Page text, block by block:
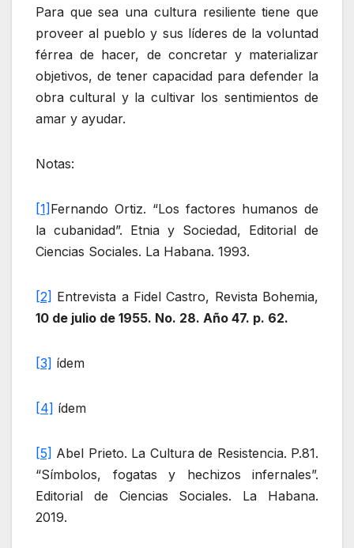
Para que sea una cultura resiliente tiene que
proveer al pueblo y sus líderes de la voluntad
férrea de hacer, de concretar y materializar
objetivos, de tener capacidad para defender la
obra cultural y la cultivar los sentimientos de
amar y ayudar.
Notas:
[1] Fernando Ortiz. “Los factores humanos de
la cubanidad”. Etnia y Sociedad, Editorial de
Ciencias Sociales. La Habana. 1993.
[2] Entrevista a Fidel Castro, Revista Bohemia,
10 de julio de 1955. No. 28. Año 47. p. 62.
[3] ídem
[4] ídem
[5] Abel Prieto. La Cultura de Resistencia. P.81.
“Símbolos, fogatas y hechizos infernales”.
Editorial de Ciencias Sociales. La Habana.
2019.